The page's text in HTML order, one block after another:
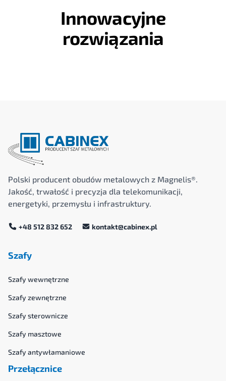
Innowacyjne
rozwiązania
Polski producent obudów metalowych z Magnelis®.
Jakość, trwałość i precyzja dla telekomunikacji,
energetyki, przemysłu i infrastruktury.
+48 512 832 652 kontakt@cabinex.pl
Szafy
Szafy wewnętrzne
Szafy zewnętrzne
Szafy sterownicze
Szafy masztowe
Szafy antywłamaniowe
Przełącznice